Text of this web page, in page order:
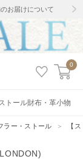
お届けについて
0
トール財布・革小物
ラー・ストール ＞ 【